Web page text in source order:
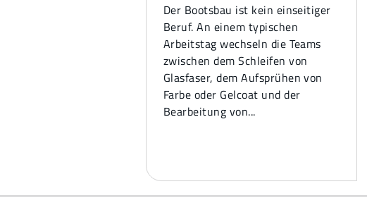
Der Bootsbau ist kein einseitiger
Beruf. An einem typischen
Arbeitstag wechseln die Teams
zwischen dem Schleifen von
Glasfaser, dem Aufsprühen von
Farbe oder Gelcoat und der
Bearbeitung von...